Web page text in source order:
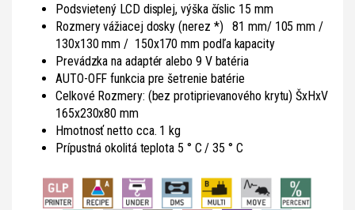
Podsvietený LCD displej, výška číslic 15 mm
Rozmery vážiacej dosky (nerez *) 81 mm/ 105 mm /
130x130 mm / 150x170 mm podľa kapacity
Prevádzka na adaptér alebo 9 V batéria
AUTO-OFF funkcia pre šetrenie batérie
Celkové Rozmery: (bez protiprievanového krytu) ŠxHxV
165x230x80 mm
Hmotnosť netto cca. 1 kg
Prípustná okolitá teplota 5 ° C / 35 ° C